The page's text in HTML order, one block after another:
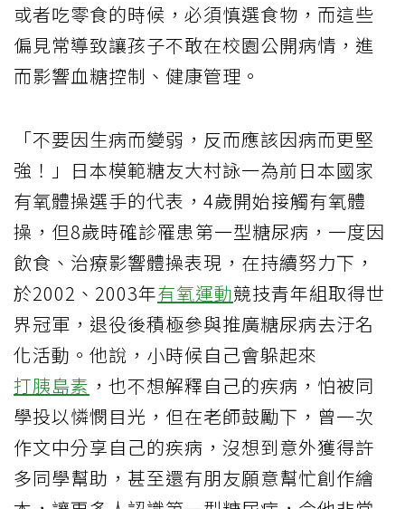
或者吃零食的時候，必須慎選食物，而這些
偏見常導致讓孩子不敢在校園公開病情，進
而影響血糖控制、健康管理。
「不要因生病而變弱，反而應該因病而更堅
強！」日本模範糖友大村詠一為前日本國家
有氧體操選手的代表，4歲開始接觸有氧體
操，但8歲時確診罹患第一型糖尿病，一度因
飲食、治療影響體操表現，在持續努力下，
於2002、2003年有氧運動競技青年組取得世
界冠軍，退役後積極參與推廣糖尿病去汙名
化活動。他說，小時候自己會躲起來
打胰島素 ，也不想解釋自己的疾病，怕被同
學投以憐憫目光，但在老師鼓勵下，曾一次
作文中分享自己的疾病，沒想到意外獲得許
多同學幫助，甚至還有朋友願意幫忙創作繪